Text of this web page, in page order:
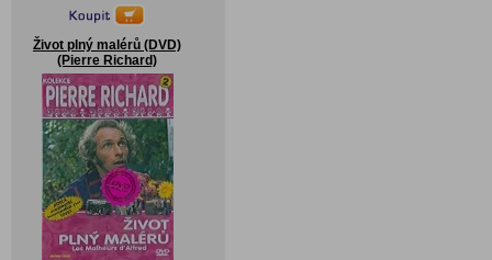
Život plný malérů (DVD)
(Pierre Richard)